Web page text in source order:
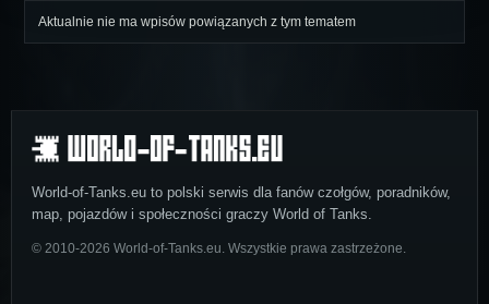
Aktualnie nie ma wpisów powiązanych z tym tematem
World-of-Tanks.eu to polski serwis dla fanów czołgów, poradników,
map, pojazdów i społeczności graczy World of Tanks.
© 2010-2026 World-of-Tanks.eu. Wszystkie prawa zastrzeżone.